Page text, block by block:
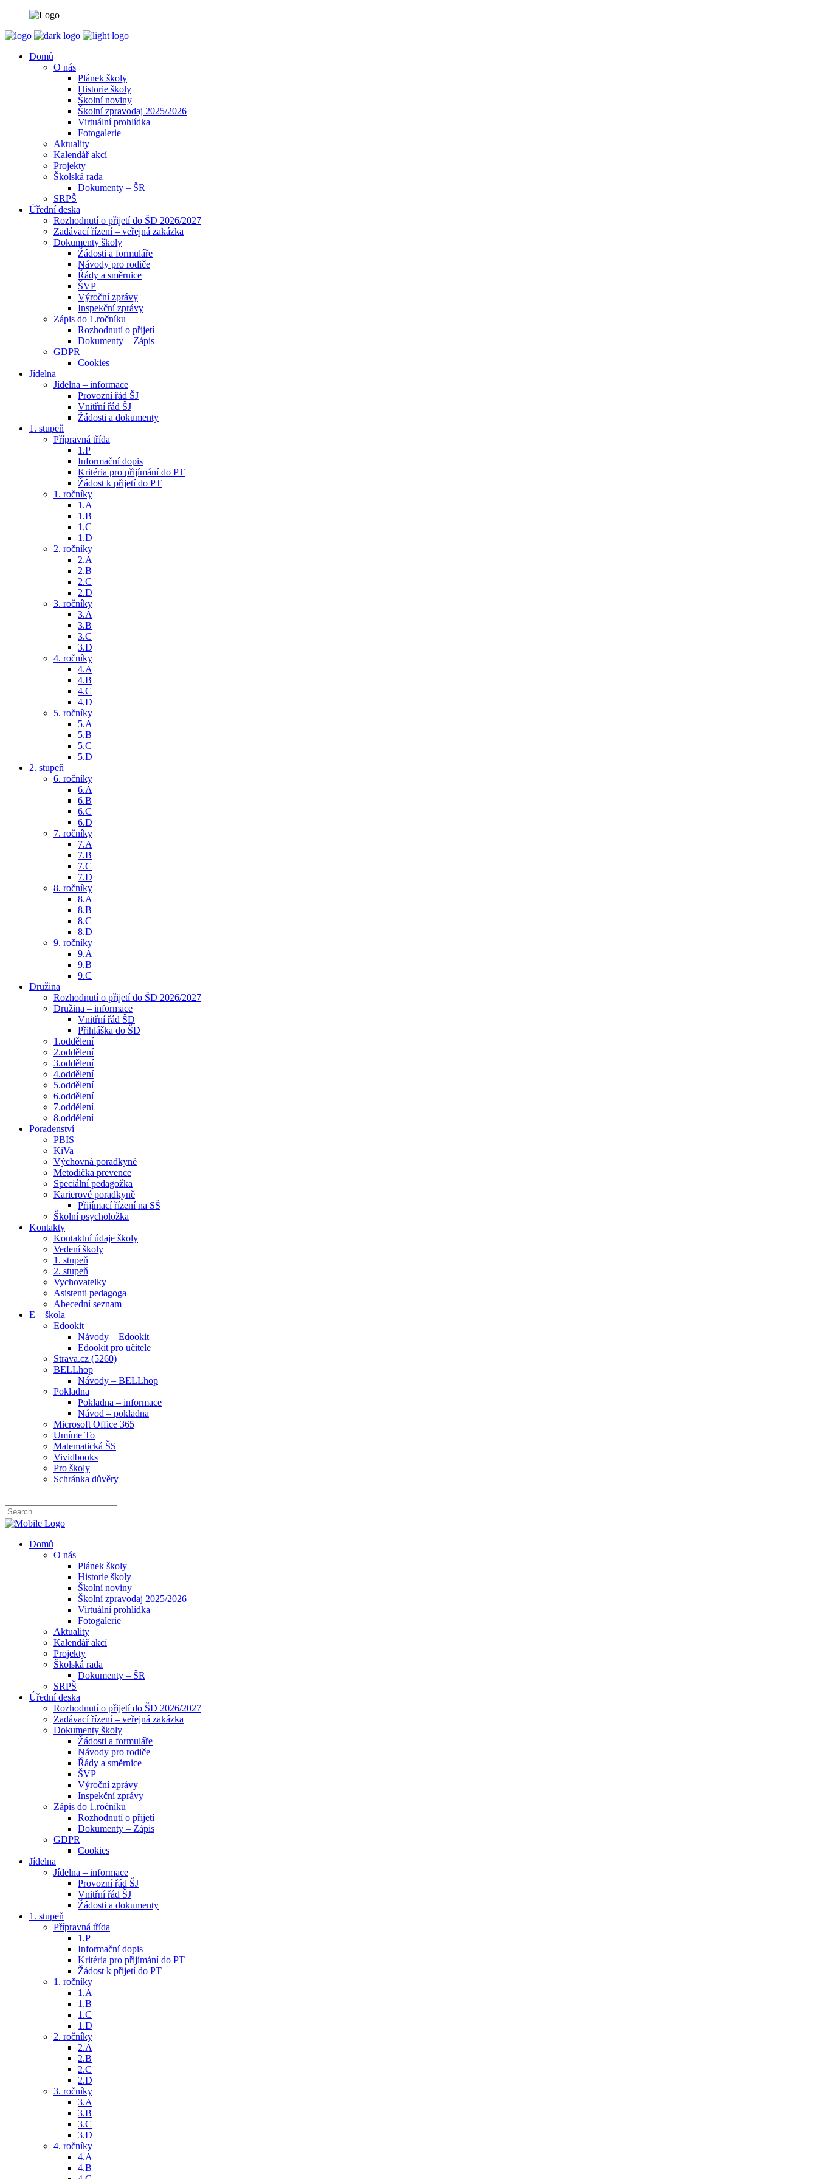
Domů
O nás
Plánek školy
Historie školy
Školní noviny
Školní zpravodaj 2025/2026
Virtuální prohlídka
Fotogalerie
Aktuality
Kalendář akcí
Projekty
Školská rada
Dokumenty – ŠR
SRPŠ
Úřední deska
Rozhodnutí o přijetí do ŠD 2026/2027
Zadávací řízení – veřejná zakázka
Dokumenty školy
Žádosti a formuláře
Návody pro rodiče
Řády a směrnice
ŠVP
Výroční zprávy
Inspekční zprávy
Zápis do 1.ročníku
Rozhodnutí o přijetí
Dokumenty – Zápis
GDPR
Cookies
Jídelna
Jídelna – informace
Provozní řád ŠJ
Vnitřní řád ŠJ
Žádosti a dokumenty
1. stupeň
Přípravná třída
1.P
Informační dopis
Kritéria pro přijímání do PT
Žádost k přijetí do PT
1. ročníky
1.A
1.B
1.C
1.D
2. ročníky
2.A
2.B
2.C
2.D
3. ročníky
3.A
3.B
3.C
3.D
4. ročníky
4.A
4.B
4.C
4.D
5. ročníky
5.A
5.B
5.C
5.D
2. stupeň
6. ročníky
6.A
6.B
6.C
6.D
7. ročníky
7.A
7.B
7.C
7.D
8. ročníky
8.A
8.B
8.C
8.D
9. ročníky
9.A
9.B
9.C
Družina
Rozhodnutí o přijetí do ŠD 2026/2027
Družina – informace
Vnitřní řád ŠD
Přihláška do ŠD
1.oddělení
2.oddělení
3.oddělení
4.oddělení
5.oddělení
6.oddělení
7.oddělení
8.oddělení
Poradenství
PBIS
KiVa
Výchovná poradkyně
Metodička prevence
Speciální pedagožka
Karierové poradkyně
Přijímací řízení na SŠ
Školní psycholožka
Kontakty
Kontaktní údaje školy
Vedení školy
1. stupeň
2. stupeň
Vychovatelky
Asistenti pedagoga
Abecední seznam
E – škola
Edookit
Návody – Edookit
Edookit pro učitele
Strava.cz (5260)
BELLhop
Návody – BELLhop
Pokladna
Pokladna – informace
Návod – pokladna
Microsoft Office 365
Umíme To
Matematická ŠS
Vividbooks
Pro školy
Schránka důvěry
Domů
O nás
Plánek školy
Historie školy
Školní noviny
Školní zpravodaj 2025/2026
Virtuální prohlídka
Fotogalerie
Aktuality
Kalendář akcí
Projekty
Školská rada
Dokumenty – ŠR
SRPŠ
Úřední deska
Rozhodnutí o přijetí do ŠD 2026/2027
Zadávací řízení – veřejná zakázka
Dokumenty školy
Žádosti a formuláře
Návody pro rodiče
Řády a směrnice
ŠVP
Výroční zprávy
Inspekční zprávy
Zápis do 1.ročníku
Rozhodnutí o přijetí
Dokumenty – Zápis
GDPR
Cookies
Jídelna
Jídelna – informace
Provozní řád ŠJ
Vnitřní řád ŠJ
Žádosti a dokumenty
1. stupeň
Přípravná třída
1.P
Informační dopis
Kritéria pro přijímání do PT
Žádost k přijetí do PT
1. ročníky
1.A
1.B
1.C
1.D
2. ročníky
2.A
2.B
2.C
2.D
3. ročníky
3.A
3.B
3.C
3.D
4. ročníky
4.A
4.B